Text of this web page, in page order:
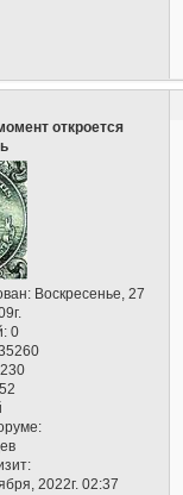
откроется
: Воскресенье, 27
0
2022г. 02:37